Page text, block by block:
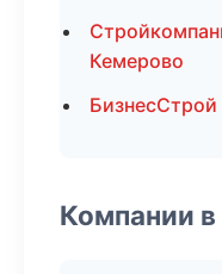
Кемерово
Компании